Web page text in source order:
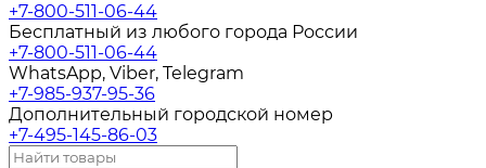
+7-800-511-06-44
Бесплатный из любого города России
+7-800-511-06-44
WhatsApp, Viber, Telegram
+7-985-937-95-36
Дополнительный городской номер
+7-495-145-86-03